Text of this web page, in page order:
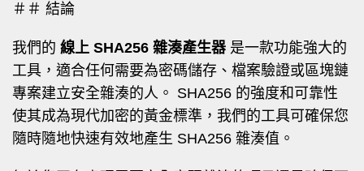
＃＃ 結論
我們的 線上 SHA256 雜湊產生器 是一款功能強大的
工具，適合任何需要為密碼儲存、檔案驗證或區塊鏈
專案建立安全雜湊的人。 SHA256 的強度和可靠性
使其成為現代加密的黃金標準，我們的工具可確保您
隨時隨地快速有效地產生 SHA256 雜湊值。